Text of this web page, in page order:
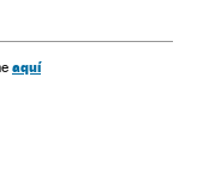
aquí